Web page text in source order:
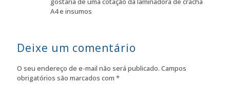
A4 e insumos
Deixe um comentário
O seu endereço de e-mail não será publicado. Campos
obrigatórios são marcados com *